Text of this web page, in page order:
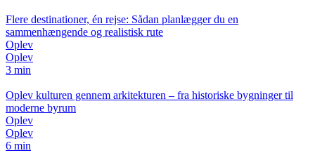
Flere destinationer, én rejse: Sådan planlægger du en
sammenhængende og realistisk rute
Oplev
Oplev
3 min
Oplev kulturen gennem arkitekturen – fra historiske bygninger til
moderne byrum
Oplev
Oplev
6 min